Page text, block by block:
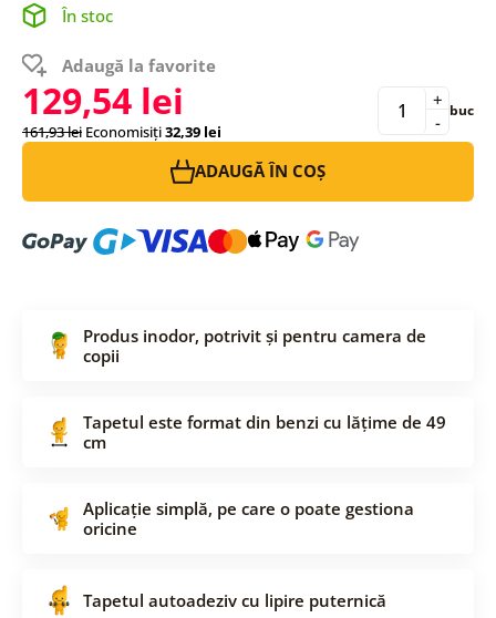
În stoc
Adaugă la favorite
129,54 lei
161,93 lei Economisiți32,39 lei -
+ buc
ADAUGĂ ÎN COȘ
Produs inodor, potrivit și pentru camera de
copii
Tapetul este format din benzi cu lățime de 49
cm
Aplicație simplă, pe care o poate gestiona
oricine
Tapetul autoadeziv cu lipire puternică